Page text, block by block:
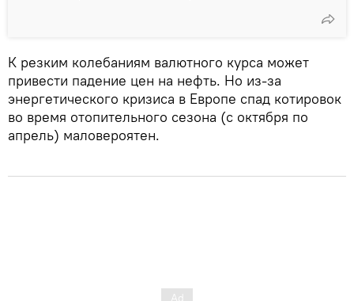
К резким колебаниям валютного курса может
привести падение цен на нефть. Но из-за
энергетического кризиса в Европе спад котировок
во время отопительного сезона (с октября по
апрель) маловероятен.